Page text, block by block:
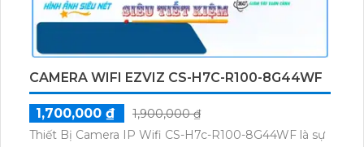
CAMERA WIFI EZVIZ CS-H7C-R100-8G44WF
1,700,000 ₫
1,900,000 ₫
Thiết Bị Camera IP Wifi CS-H7c-R100-8G44WF là sự